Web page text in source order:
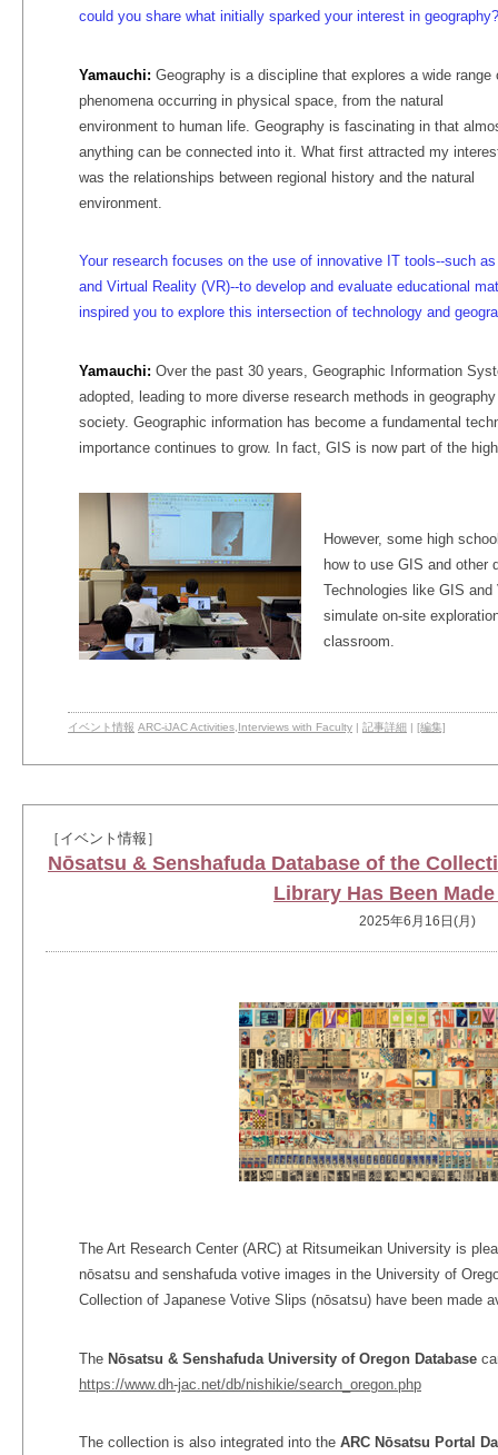
could you share what initially sparked your interest in geography?
Yamauchi: Geography is a discipline that explores a wide range
phenomena occurring in physical space, from the natural
environment to human life. Geography is fascinating in that
anything can be connected into it. What first attracted my
was the relationships between regional history and the natural
environment.
Your research focuses on the use of innovative IT tools--such
and Virtual Reality (VR)--to develop and evaluate educational
inspired you to explore this intersection of technology and
Yamauchi: Over the past 30 years, Geographic Information
adopted, leading to more diverse research methods in
society. Geographic information has become a fundamental
importance continues to grow. In fact, GIS is now part of the
However, some high
how to use GIS and other
Technologies like GIS
simulate on-site
classroom.
イベント情報 ARC-iJAC Activities Interviews with Faculty | 記事詳細 | [編集]
［イベント情報］
Nōsatsu & Senshafuda Database of the
Library Has Been
2025年6月16日(月)
The Art Research Center (ARC) at Ritsumeikan University is
nōsatsu and senshafuda votive images in the University of
Collection of Japanese Votive Slips (nōsatsu) have been made
The Nōsatsu & Senshafuda University of Oregon Database
https://www.dh-jac.net/db/nishikie/search_oregon.php
The collection is also integrated into the ARC Nōsatsu Portal